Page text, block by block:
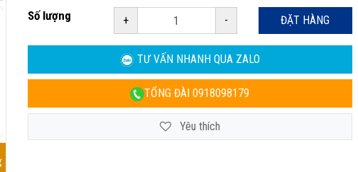
Số lượng + - ĐẶT HÀNG
TƯ VẤN NHANH QUA ZALO
TỔNG ĐÀI0918098179
Yêu thích